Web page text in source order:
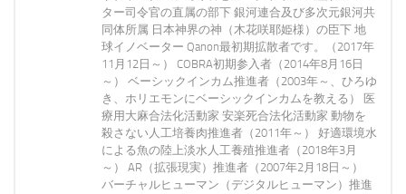
ター司令官の直属の部下 銀河連合及び多次元銀河共
同体所属 日本神界の神（木花咲耶姫様）の臣下 地
球イノベーター Qanon最初期拡散者です。（2017年
11月12日～） COBRA初期参入者（2014年8月16日
～） ベーシックインカム推進者（2003年～、ひろゆ
き、ホリエモンにベーシックインカムを教える） 医
療用大麻合法化活動家 安楽死合法化活動家 動物を
殺さない人工培養肉推進者（2011年～） 好適環境水
による魚の陸上淡水人工養殖推進者（2018年3月
～） AR（拡張現実）推進者（2007年2月18日～）
バーチャルヒューマン（デジタルヒューマン）推進